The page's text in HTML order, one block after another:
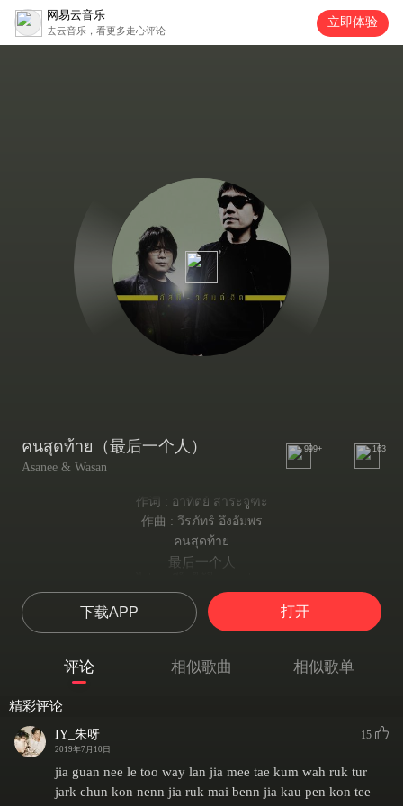
网易云音乐
去云音乐，看更多走心评论
立即体验
คนสุดท้าย（最后一个人）
Asanee & Wasan
999+ 163
作词 : อาทิตย์ สาระจูฑะ
作曲 : วีรภัทร์ อึ้งอัมพร
คนสุดท้าย
最后一个人
从来没有把我的心完全交给一个人
ไม่เคยอ่อนให้ความรักเลย
不顾一切地去爱
我的周围有很多熟悉的人
ว่าเธอมีความหมายเพียงใด
你意味着什么
下载APP 打开
评论 相似歌曲 相似歌单
精彩评论
IY_朱呀
2019年7月10日
15
jia guan nee le too way lan jia mee tae kum wah ruk tur
jark chun kon nenn jia ruk mai benn jia kau pen kon tee